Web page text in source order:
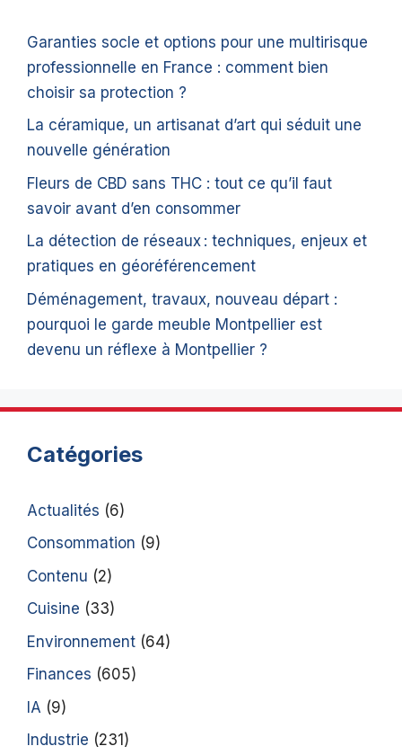
Garanties socle et options pour une multirisque
professionnelle en France : comment bien
choisir sa protection ?
La céramique, un artisanat d’art qui séduit une
nouvelle génération
Fleurs de CBD sans THC : tout ce qu’il faut
savoir avant d’en consommer
La détection de réseaux : techniques, enjeux et
pratiques en géoréférencement
Déménagement, travaux, nouveau départ :
pourquoi le garde meuble Montpellier est
devenu un réflexe à Montpellier ?
Catégories
Actualités (6)
Consommation (9)
Contenu (2)
Cuisine (33)
Environnement (64)
Finances (605)
IA (9)
Industrie (231)